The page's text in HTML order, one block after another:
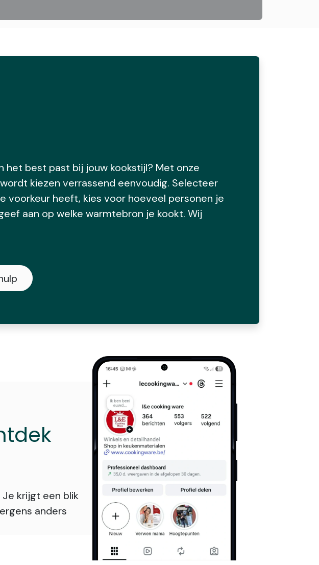
het best past bij jouw kookstijl? Met onze
kiezen verrassend eenvoudig. Selecteer
voorkeur heeft, kies voor hoeveel personen je
aan op welke warmtebron je kookt. Wij
krijgt een blik
anders